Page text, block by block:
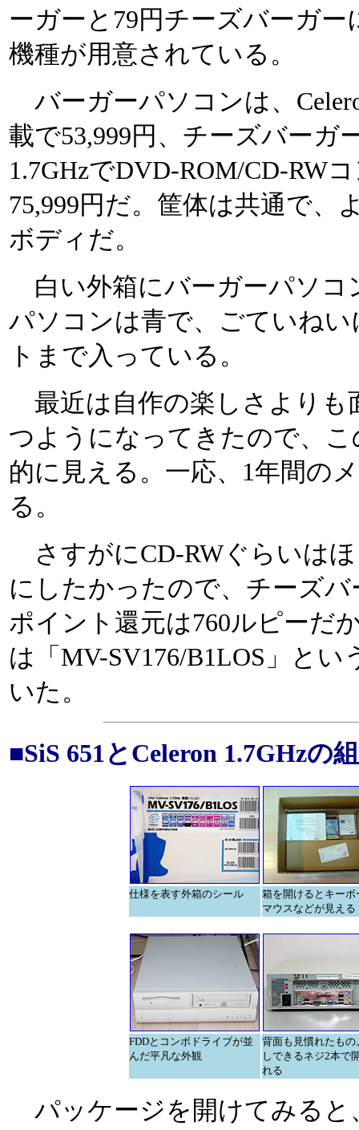
ーガーと79円チーズバーガ
機種が用意されている。
バーガーパソコンは、
載で53,999円、チーズバーガ
1.7GHzでDVD-ROM/CD-RW
75,999円だ。筐体は共通で、
ボディだ。
白い外箱にバーガーパソコ
パソコンは青で、ごていね
トまで入っている。
最近は自作の楽しさよりも
つようになってきたので、
的に見える。一応、1年間の
る。
さすがにCD-RWぐらいはほ
にしたかったので、チーズ
ポイント還元は760ルピーだ
は「MV-SV176/B1LOS」と
いた。
■SiS 651とCeleron 1.7GHzの
仕様を表す外箱のシール
箱を開けるとキーボ
マウスなどが見える
FDDとコンボドライブが並
んだ平凡な外観
背面も見慣れたもの
しできるネジ2本で
れる
パッケージを開けてみると